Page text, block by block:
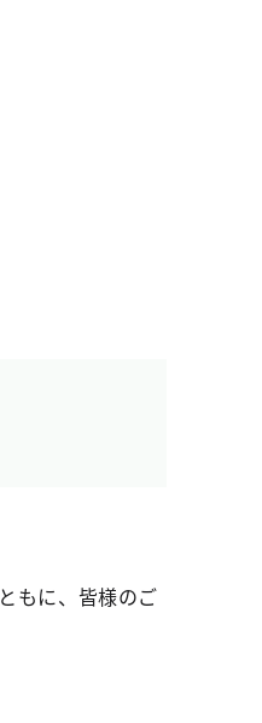
もに、皆様のご